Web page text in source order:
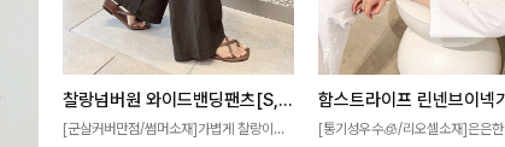
찰랑넘버원 와이드밴딩팬츠[S,M,L사이즈]
[군살커버만점/썸머소재]가볍게 찰랑이는
함스트라이프 린넨브이넥
[통기성우수🧊/리오셀소재]은은